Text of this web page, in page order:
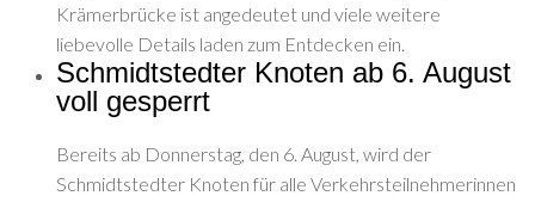
Krämerbrücke ist angedeutet und viele weitere
liebevolle Details laden zum Entdecken ein.
Schmidtstedter Knoten ab 6. August
voll gesperrt
Bereits ab Donnerstag, den 6. August, wird der
Schmidtstedter Knoten für alle Verkehrsteilnehmerinnen